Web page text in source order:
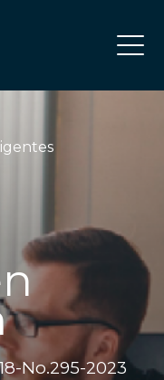
No.295-2023